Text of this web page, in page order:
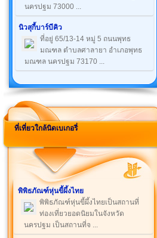
นครปฐม 73000 ...
นิวสุกี้บาร์บีคิว
ที่อยู่ 65/13-14 หมู่ 5 ถนนพุทธ
มณฑล ตำบลศาลายา อำเภอพุทธ
มณฑล นครปฐม 73170 ...
ที่เที่ยวใกล้นิดเบเกอรี่
พิพิธภัณฑ์หุ่นขี้ผึ้งไทย
พิพิธภัณฑ์หุ่นขี้ผึ้งไทยเป็นสถานที่
ท่องเที่ยวยอดนิยมในจังหวัด
นครปฐม เป็นสถานที่จ ...